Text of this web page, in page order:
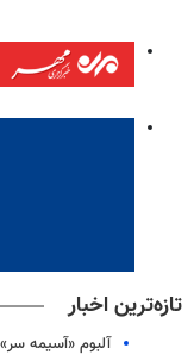
تازه‌ترین اخبار
آلبوم «آسیمه